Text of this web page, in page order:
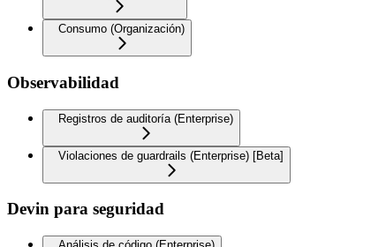
Consumo (Organización)
Observabilidad
Registros de auditoría (Enterprise)
Violaciones de guardrails (Enterprise) [Beta]
Devin para seguridad